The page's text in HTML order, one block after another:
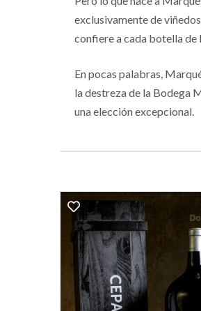
exclusivamente de
confiere a cada botella de
En pocas palabras,
la destreza de la Bodega
una elección excepcional.